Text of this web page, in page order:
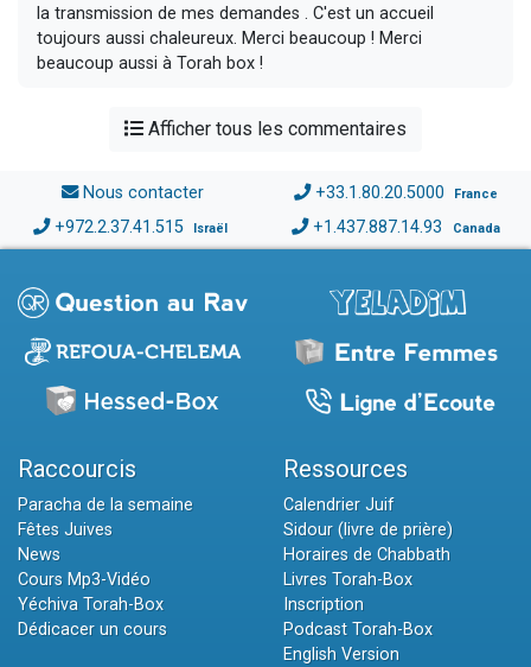
la transmission de mes demandes . C'est un accueil
toujours aussi chaleureux. Merci beaucoup ! Merci
beaucoup aussi à Torah box !
Afficher tous les commentaires
Nous contacter +33.1.80.20.5000 France
+972.2.37.41.515 Israël +1.437.887.14.93 Canada
Raccourcis
Paracha de la semaine
Fêtes Juives
News
Cours Mp3-Vidéo
Yéchiva Torah-Box
Dédicacer un cours
Ressources
Calendrier Juif
Sidour (livre de prière)
Horaires de Chabbath
Livres Torah-Box
Inscription
Podcast Torah-Box
English Version